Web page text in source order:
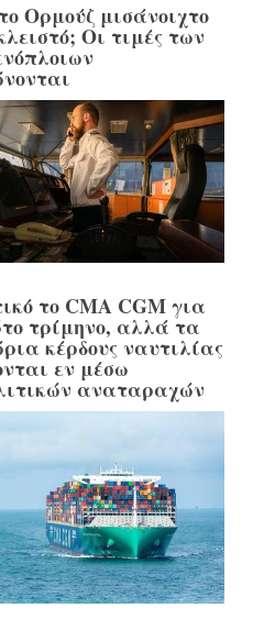
Ορμούζ μισάνοιχτο
Οι τιμές των
το CMA CGM για
τρίμηνο, αλλά τα
κέρδους ναυτιλίας
εν μέσω
αναταραχών